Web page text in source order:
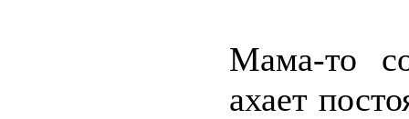
Мама-то
ахает